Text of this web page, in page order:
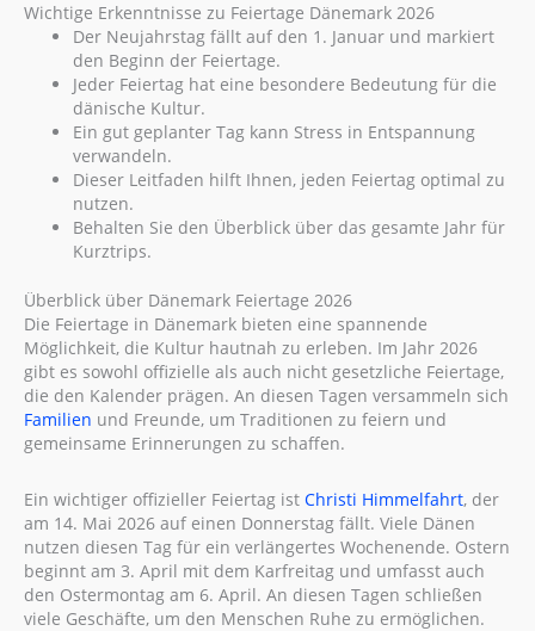
Wichtige Erkenntnisse zu Feiertage Dänemark 2026
Der Neujahrstag fällt auf den 1. Januar und markiert
den Beginn der Feiertage.
Jeder Feiertag hat eine besondere Bedeutung für die
dänische Kultur.
Ein gut geplanter Tag kann Stress in Entspannung
verwandeln.
Dieser Leitfaden hilft Ihnen, jeden Feiertag optimal zu
nutzen.
Behalten Sie den Überblick über das gesamte Jahr für
Kurztrips.
Überblick über Dänemark Feiertage 2026
Die Feiertage in Dänemark bieten eine spannende
Möglichkeit, die Kultur hautnah zu erleben. Im Jahr 2026
gibt es sowohl offizielle als auch nicht gesetzliche Feiertage,
die den Kalender prägen. An diesen Tagen versammeln sich
Familien und Freunde, um Traditionen zu feiern und
gemeinsame Erinnerungen zu schaffen.
Ein wichtiger offizieller Feiertag ist Christi Himmelfahrt, der
am 14. Mai 2026 auf einen Donnerstag fällt. Viele Dänen
nutzen diesen Tag für ein verlängertes Wochenende. Ostern
beginnt am 3. April mit dem Karfreitag und umfasst auch
den Ostermontag am 6. April. An diesen Tagen schließen
viele Geschäfte, um den Menschen Ruhe zu ermöglichen.